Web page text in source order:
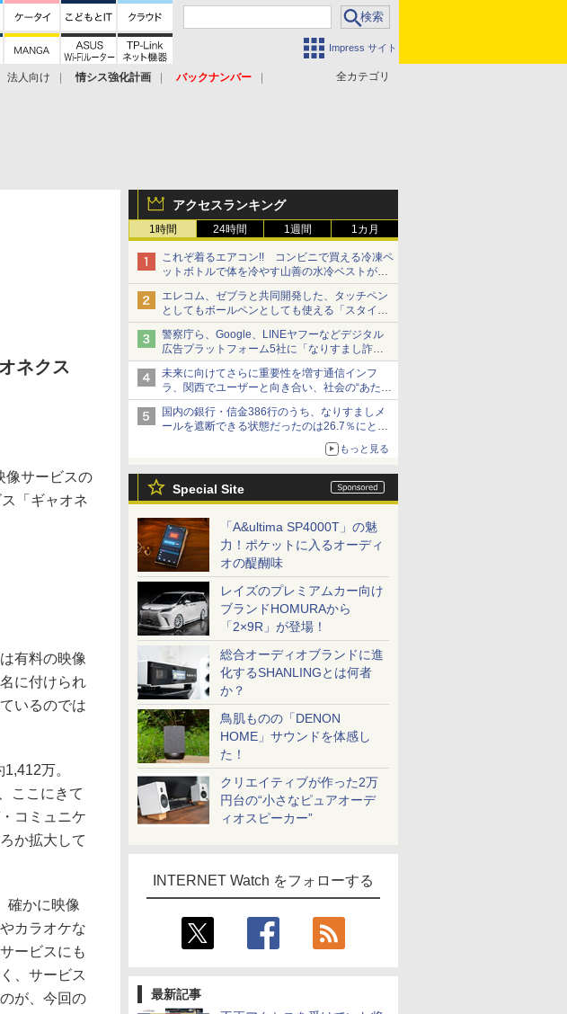
Impress サイト
全カテゴリ
法人向け 情シス強化計画
バックナンバー
アクセスランキング
1時間 24時間 1週間 1カ月
これぞ着るエアコン!! コンビニで買える冷凍ペ
ットボトルで体を冷やす山善の水冷ベストがロ
ードバイクにちょうどいい【ぼっち・ざ・ろー
ど！その14】【空いた時間でなにしてる？】
エレコム、ゼブラと共同開発した、タッチペン
としてもボールペンとしても使える「スタイラ
スツーウェイ」発売 iPadにも紙にも、持ち替
えずに書き込める
警察庁ら、Google、LINEヤフーなどデジタル
広告プラットフォーム5社に「なりすまし詐欺
広告」対策強化を要請 著名人の写真や映像を
使った投資詐欺などへの対策として
未来に向けてさらに重要性を増す通信インフ
ラ、関西でユーザーと向き合い、社会の“あたら
しい”を起動し続ける～オプテージ
国内の銀行・信金386行のうち、なりすましメ
ールを遮断できる状態だったのは26.7％にとど
まる～GMOブランドセキュリティ調査
もっと見る
Special Site
「A&ultima SP4000T」の魅
力！ポケットに入るオーディ
オの醍醐味
レイズのプレミアムカー向け
ブランドHOMURAから
「2×9R」が登場！
総合オーディオブランドに進
化するSHANLINGとは何者
か？
鳥肌ものの「DENON
HOME」サウンドを体感し
た！
クリエイティブが作った2万
円台の“小さなピュアオーデ
ィオスピーカー”
INTERNET Watch をフォローする
最新記事
ネクス
像サービスの
「ギャオネ
有料の映像
に付けられ
いるのでは
万。
ここにきて
コミュニケ
か拡大して
確かに映像
カラオケな
ービスにも
、サービス
が、今回の